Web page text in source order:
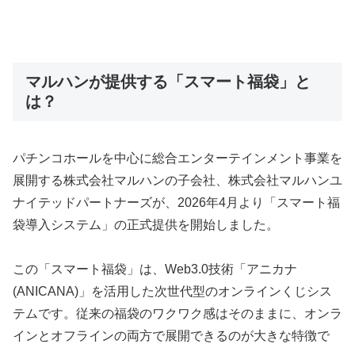
マルハンが提供する「スマート福袋」と
は？
パチンコホールを中心に総合エンターテインメント事業を
展開する株式会社マルハンの子会社、株式会社マルハンユ
ナイテッドパートナーズが、2026年4月より「スマート福
袋導入システム」の正式提供を開始しました。
この「スマート福袋」は、Web3.0技術「アニカナ
(ANICANA)」を活用した次世代型のオンラインくじシス
テムです。従来の福袋のワクワク感はそのままに、オンラ
インとオフラインの両方で展開できるのが大きな特徴で